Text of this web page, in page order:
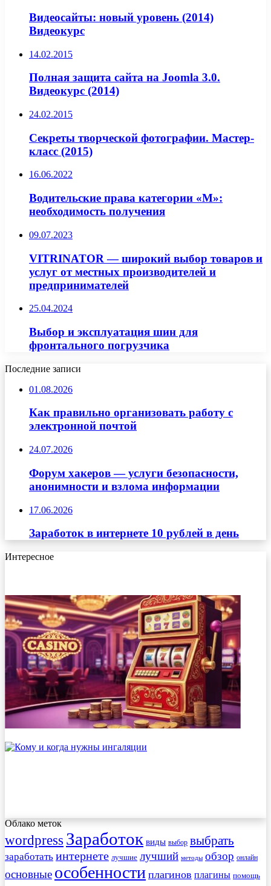
Видеосайты: новый уровень (2014)
Видеокурс
14.02.2015
Полная защита сайта на Joomla 3.0.
Видеокурс (2014)
24.02.2015
Секреты творческой фотографии. Мастер-
класс (2015)
16.06.2022
Водительские права категории «М»:
необходимость получения
09.07.2023
VITRINATOR — широкий выбор товаров и
услуг от местных производителей и
предпринимателей
25.04.2024
Выбор и эксплуатация шин для
фронтального погрузчика
Последние записи
01.08.2026
Как правильно организовать работу с
электронной почтой
24.07.2026
Форум хакеров — услуги безопасности,
анонимности и взлома информации
17.06.2026
Заработок в интернете 10 рублей в день
Интересное
Облако меток
wordpress Заработок виды выбор выбрать
заработать интернете лучшие лучший методы обзор онлайн
основные особенности плагинов плагины помощь